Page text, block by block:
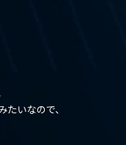
いなので、